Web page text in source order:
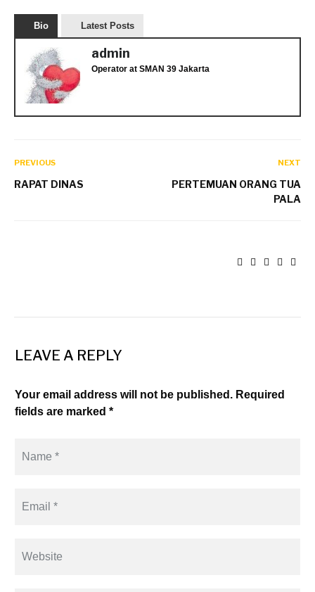
Bio Latest Posts
admin
Operator at SMAN 39 Jakarta
PREVIOUS
RAPAT DINAS
NEXT
PERTEMUAN ORANG TUA
PALA
LEAVE A REPLY
Your email address will not be published. Required
fields are marked *